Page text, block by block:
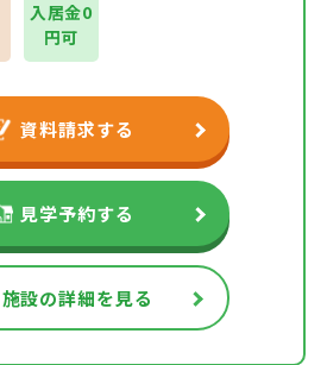
入居金0
円可
資料請求する
見学予約する
施設の詳細を見る